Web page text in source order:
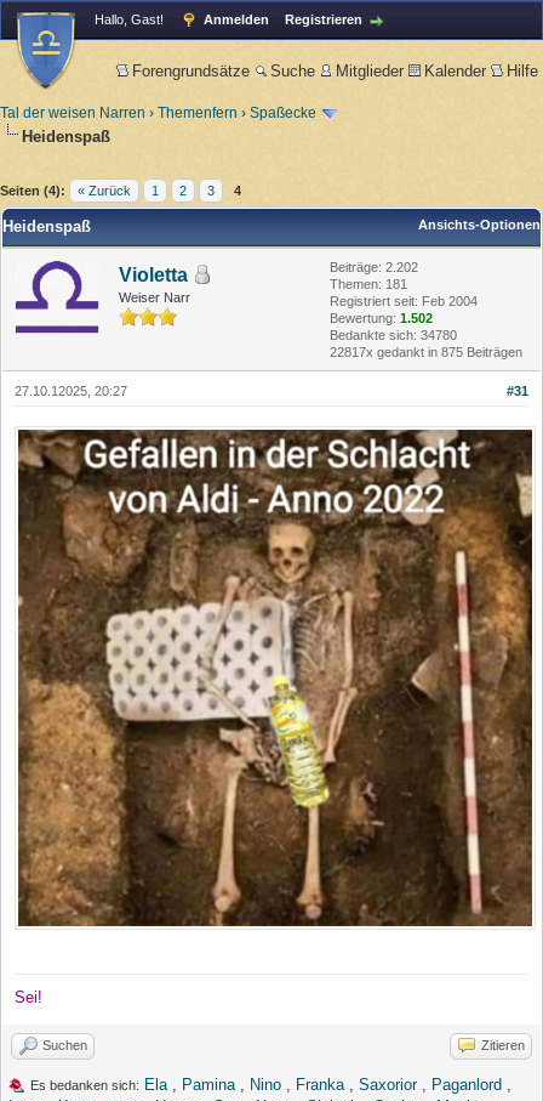
Hallo, Gast! Anmelden Registrieren
Forengrundsätze Suche Mitglieder Kalender Hilfe
Tal der weisen Narren › Themenfern › Spaßecke
Heidenspaß
Seiten (4): « Zurück 1 2 3 4
Ansichts-Optionen
Heidenspaß
Violetta
Weiser Narr
Beiträge: 2.202
Themen: 181
Registriert seit: Feb 2004
Bewertung: 1.502
Bedankte sich: 34780
22817x gedankt in 875 Beiträgen
#31
27.10.12025, 20:27
Sei!
Suchen Zitieren
Es bedanken sich: Ela, Pamina, Nino , Franka, Saxorior, Paganlord ,